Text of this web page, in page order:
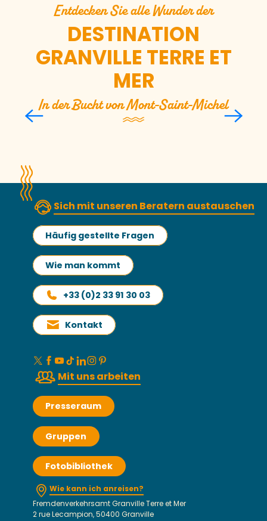
Entdecken Sie alle Wunder der
DESTINATION
GRANVILLE TERRE ET
MER
In der Bucht von Mont-Saint-Michel
Durchqueren Sie die
Bucht von Mont-Saint-
Sich mit unseren Beratern austauschen
Häufig gestellte Fragen
Wie man kommt
+33 (0)2 33 91 30 03
Kontakt
Mit uns arbeiten
Presseraum
Gruppen
Fotobibliothek
Wie kann ich anreisen?
Fremdenverkehrsamt Granville Terre et Mer
2 rue Lecampion, 50400 Granville